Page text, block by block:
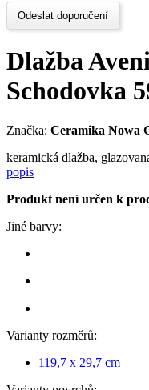
Odeslat doporučení
Dlažba
Schodovka
Značka: Ceramika Nowa
keramická dlažba,
popis
Produkt není určen k
Jiné barvy:
Varianty rozměrů:
119,7 x 29,7 cm